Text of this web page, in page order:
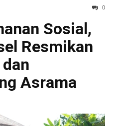
0
Sosial,
Resmikan
Asrama